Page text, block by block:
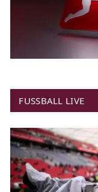
FUSSBALL LIVE